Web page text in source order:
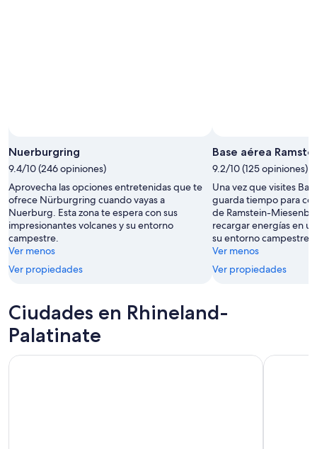
Nuerburgring
9.4/10 (246 opiniones)
Aprovecha las opciones entretenidas que te
ofrece Nürburgring cuando vayas a
Nuerburg. Esta zona te espera con sus
impresionantes volcanes y su entorno
campestre.
Ver menos
Ver propiedades
Base aérea
9.2/10 (125 opiniones)
Una vez que visites
guarda tiempo para
de Ramstein-
recargar energías en
su entorno campestre.
Ver menos
Ver propiedades
Ciudades en Rhineland-
Palatinate